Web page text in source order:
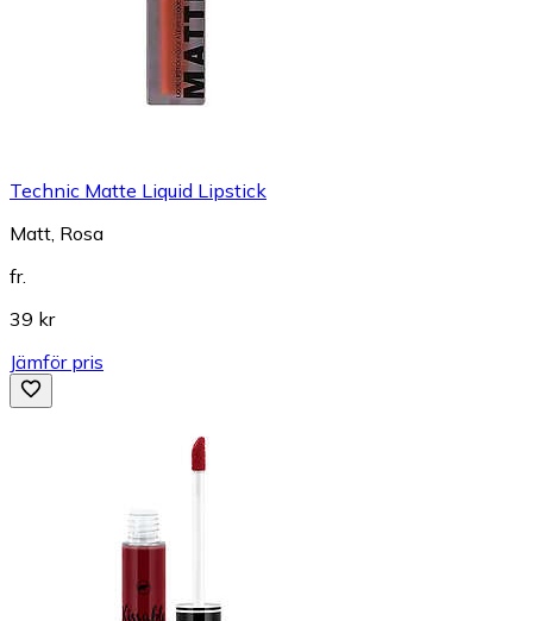
Technic Matte Liquid Lipstick
Matt, Rosa
fr.
39 kr
Jämför pris